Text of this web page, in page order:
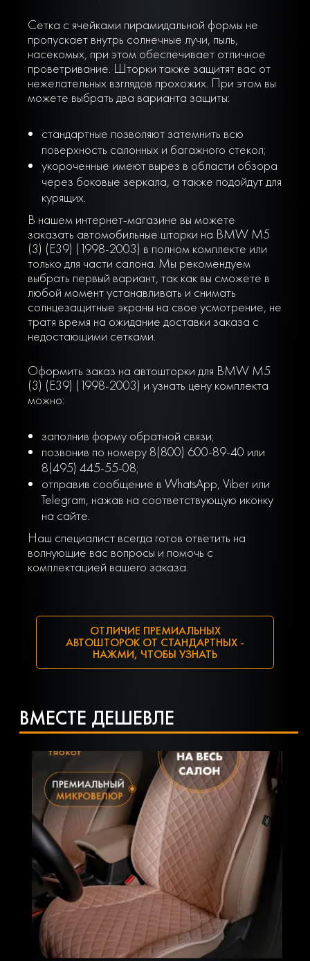
Сетка с ячейками пирамидальной формы не
пропускает внутрь солнечные лучи, пыль,
насекомых, при этом обеспечивает отличное
проветривание. Шторки также защитят вас от
нежелательных взглядов прохожих. При этом вы
можете выбрать два варианта защиты:
стандартные позволяют затемнить всю
поверхность салонных и багажного стекол;
укороченные имеют вырез в области обзора
через боковые зеркала, а также подойдут для
курящих.
В нашем интернет-магазине вы можете
заказать автомобильные шторки на BMW M5
(3) (E39) (1998-2003) в полном комплекте или
только для части салона. Мы рекомендуем
выбрать первый вариант, так как вы сможете в
любой момент устанавливать и снимать
солнцезащитные экраны на свое усмотрение, не
тратя время на ожидание доставки заказа с
недостающими сетками.
Оформить заказ на автошторки для BMW M5
(3) (E39) (1998-2003) и узнать цену комплекта
можно:
заполнив форму обратной связи;
позвонив по номеру 8(800) 600-89-40 или
8(495) 445-55-08;
отправив сообщение в WhatsApp, Viber или
Telegram, нажав на соответствующую иконку
на сайте.
Наш специалист всегда готов ответить на
волнующие вас вопросы и помочь с
комплектацией вашего заказа.
ОТЛИЧИЕ ПРЕМИАЛЬНЫХ
АВТОШТОРОК ОТ СТАНДАРТНЫХ -
НАЖМИ, ЧТОБЫ УЗНАТЬ
ВМЕСТЕ ДЕШЕВЛЕ